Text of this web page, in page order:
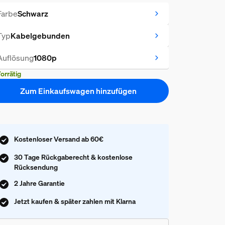
Schwarz
Kabelgebunden
1080p
Zum Einkaufswagen hinzufügen
Kostenloser Versand ab 60€
30 Tage Rückgaberecht & kostenlose
Rücksendung
2 Jahre Garantie
Jetzt kaufen & später zahlen mit Klarna